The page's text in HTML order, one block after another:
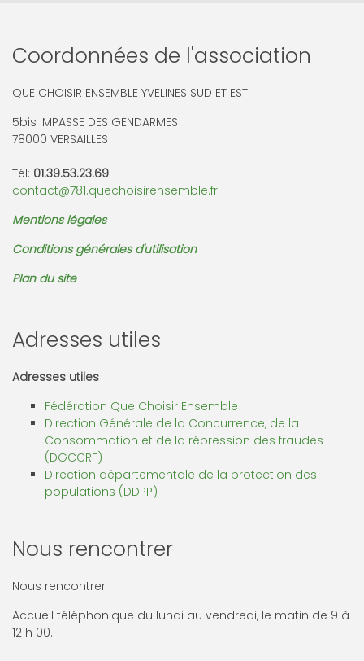
Coordonnées de l'association
QUE CHOISIR ENSEMBLE YVELINES SUD ET EST
5bis IMPASSE DES GENDARMES
78000 VERSAILLES
Tél: 01.39.53.23.69
contact@781.quechoisirensemble.fr
Mentions légales
Conditions générales d'utilisation
Plan du site
Adresses utiles
Adresses utiles
Fédération Que Choisir Ensemble
Direction Générale de la Concurrence, de la
Consommation et de la répression des fraudes
(DGCCRF)
Direction départementale de la protection des
populations (DDPP)
Nous rencontrer
Nous rencontrer
Accueil téléphonique du lundi au vendredi, le matin de 9 à
12 h 00.